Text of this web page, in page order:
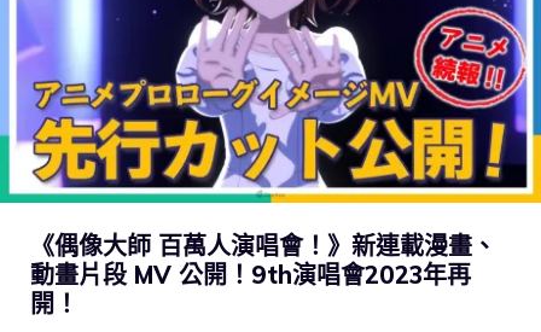
《偶像大師 百萬人演唱會！》新連載漫畫、
動畫片段 MV 公開！9th演唱會2023年再
開！